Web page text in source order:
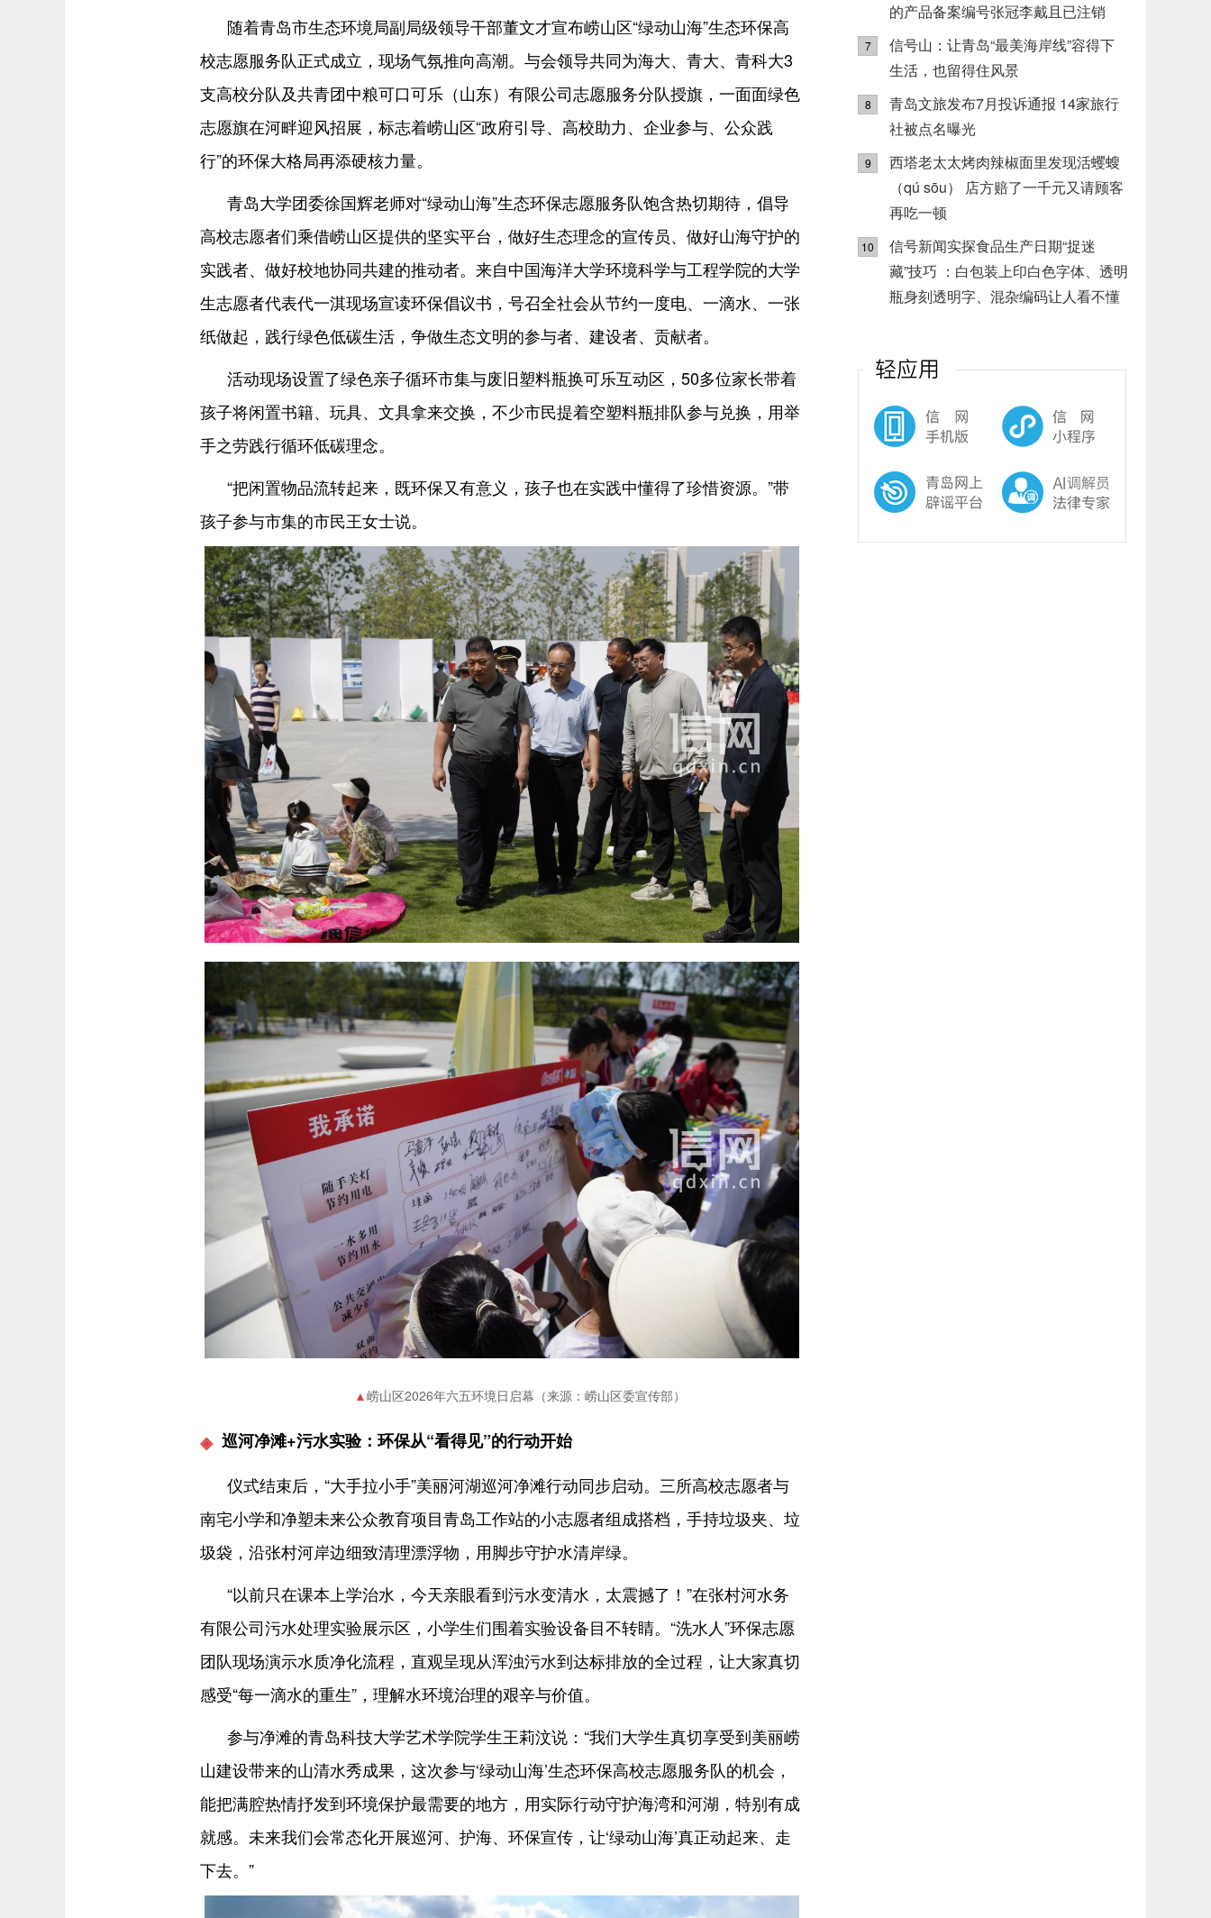
随着青岛市生态环境局副局级领导干部董文才宣布崂山区“绿动山海”生态环保高
校志愿服务队正式成立，现场气氛推向高潮。与会领导共同为海大、青大、青科大3
支高校分队及共青团中粮可口可乐（山东）有限公司志愿服务分队授旗，一面面绿色
志愿旗在河畔迎风招展，标志着崂山区“政府引导、高校助力、企业参与、公众践
行”的环保大格局再添硬核力量。
青岛大学团委徐国辉老师对“绿动山海”生态环保志愿服务队饱含热切期待，倡导
高校志愿者们乘借崂山区提供的坚实平台，做好生态理念的宣传员、做好山海守护的
实践者、做好校地协同共建的推动者。来自中国海洋大学环境科学与工程学院的大学
生志愿者代表代一淇现场宣读环保倡议书，号召全社会从节约一度电、一滴水、一张
纸做起，践行绿色低碳生活，争做生态文明的参与者、建设者、贡献者。
活动现场设置了绿色亲子循环市集与废旧塑料瓶换可乐互动区，50多位家长带着
孩子将闲置书籍、玩具、文具拿来交换，不少市民提着空塑料瓶排队参与兑换，用举
手之劳践行循环低碳理念。
“把闲置物品流转起来，既环保又有意义，孩子也在实践中懂得了珍惜资源。”带
孩子参与市集的市民王女士说。
崂山区2026年六五环境日启幕（来源：崂山区委宣传部）
巡河净滩+污水实验：环保从“看得见”的行动开始
仪式结束后，“大手拉小手”美丽河湖巡河净滩行动同步启动。三所高校志愿者与
南宅小学和净塑未来公众教育项目青岛工作站的小志愿者组成搭档，手持垃圾夹、垃
圾袋，沿张村河岸边细致清理漂浮物，用脚步守护水清岸绿。
“以前只在课本上学治水，今天亲眼看到污水变清水，太震撼了！”在张村河水务
有限公司污水处理实验展示区，小学生们围着实验设备目不转睛。“洗水人”环保志愿
团队现场演示水质净化流程，直观呈现从浑浊污水到达标排放的全过程，让大家真切
感受“每一滴水的重生”，理解水环境治理的艰辛与价值。
参与净滩的青岛科技大学艺术学院学生王莉汶说：“我们大学生真切享受到美丽崂
山建设带来的山清水秀成果，这次参与‘绿动山海’生态环保高校志愿服务队的机会，
能把满腔热情抒发到环境保护最需要的地方，用实际行动守护海湾和河湖，特别有成
就感。未来我们会常态化开展巡河、护海、环保宣传，让‘绿动山海’真正动起来、走
下去。”
的产品备案编号张冠李戴且已注销
7
信号山：让青岛“最美海岸线”容得下
生活，也留得住风景
8
青岛文旅发布7月投诉通报 14家旅行
社被点名曝光
9
西塔老太太烤肉辣椒面里发现活蠼螋
（qú sōu） 店方赔了一千元又请顾客
再吃一顿
10
信号新闻实探食品生产日期“捉迷
藏”技巧 ：白包装上印白色字体、透明
瓶身刻透明字、混杂编码让人看不懂